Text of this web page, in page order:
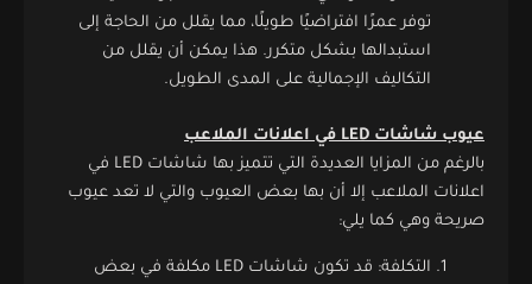
توفر عمرًا افتراضيًا طويلًا، مما يقلل من الحاجة إلى
استبدالها بشكل متكرر. هذا يمكن أن يقلل من
التكاليف الإجمالية على المدى الطويل.
عيوب شاشات LED في اعلانات الملاعب
بالرغم من المزايا العديدة التي تتميز بها شاشات LED في
اعلانات الملاعب إلا أن بها بعض العيوب والتي لا تعد عيوب
صريحة وهي كما يلي:
التكلفة: قد تكون شاشات LED مكلفة في بعض